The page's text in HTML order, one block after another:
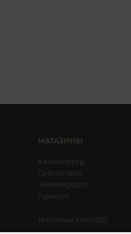
МАГАЗИНЫ
Калининград
Светлогорск
Зеленоградск
Гурьевск
Магазины VomFASS